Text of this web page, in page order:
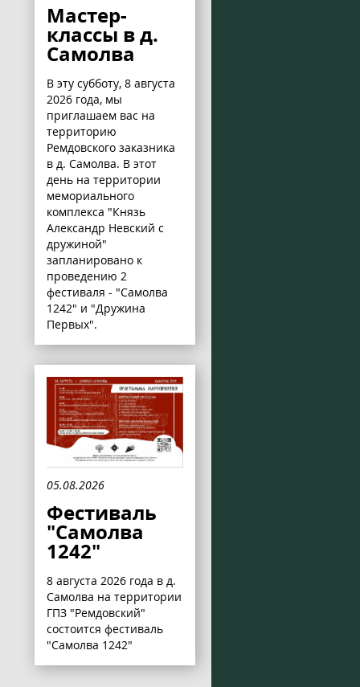
Мастер-
классы в д.
Самолва
В эту субботу, 8 августа
2026 года, мы
приглашаем вас на
территорию
Ремдовского заказника
в д. Самолва. В этот
день на территории
мемориального
комплекса "Князь
Александр Невский с
дружиной"
запланировано к
проведению 2
фестиваля - "Самолва
1242" и "Дружина
Первых".
05.08.2026
Фестиваль
"Самолва
1242"
8 августа 2026 года в д.
Самолва на территории
ГПЗ "Ремдовский"
состоится фестиваль
"Самолва 1242"